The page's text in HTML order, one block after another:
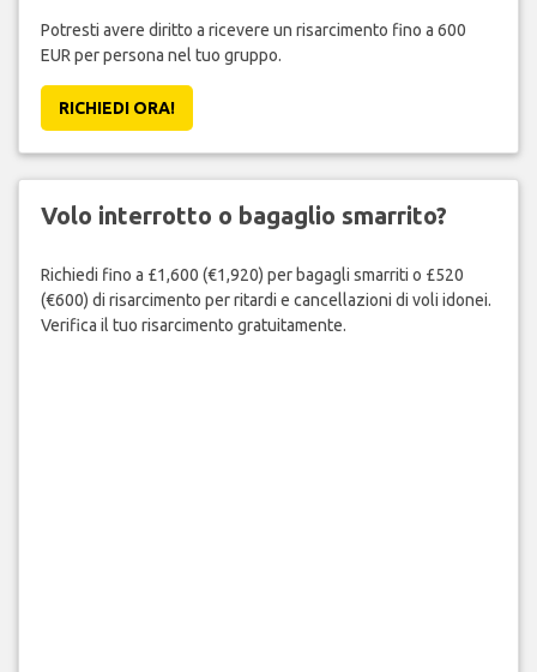
Potresti avere diritto a ricevere un risarcimento fino a 600
EUR per persona nel tuo gruppo.
RICHIEDI ORA!
Volo interrotto o bagaglio smarrito?
Richiedi fino a £1,600 (€1,920) per bagagli smarriti o £520
(€600) di risarcimento per ritardi e cancellazioni di voli idonei.
Verifica il tuo risarcimento gratuitamente.